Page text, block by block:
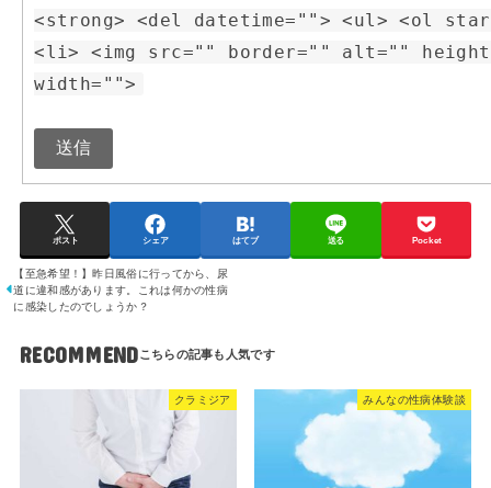
<strong> <del datetime=""> <ul> <ol
<li> <img src="" border="" alt=""
width="">
送信
ポスト シェア はてブ 送る Pocket
【至急希望！】昨日風俗に行ってから、尿
道に違和感があります。これは何かの性病
に感染したのでしょうか？
RECOMMEND
クラミジア みんなの性病体験談